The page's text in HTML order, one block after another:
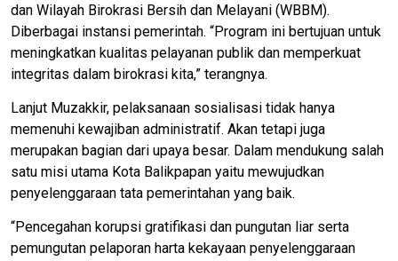
dan Wilayah Birokrasi Bersih dan Melayani (WBBM).
Diberbagai instansi pemerintah. “Program ini bertujuan untuk
meningkatkan kualitas pelayanan publik dan memperkuat
integritas dalam birokrasi kita,” terangnya.
Lanjut Muzakkir, pelaksanaan sosialisasi tidak hanya
memenuhi kewajiban administratif. Akan tetapi juga
merupakan bagian dari upaya besar. Dalam mendukung salah
satu misi utama Kota Balikpapan yaitu mewujudkan
penyelenggaraan tata pemerintahan yang baik.
“Pencegahan korupsi gratifikasi dan pungutan liar serta
pemungutan pelaporan harta kekayaan penyelenggaraan